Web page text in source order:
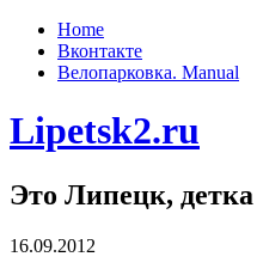
Home
Вконтакте
Велопарковка. Manual
Lipetsk2.ru
Это Липецк, детка
16.09.2012